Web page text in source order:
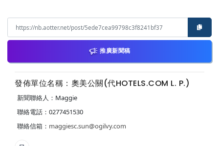
推廣新聞稿
發佈單位名稱：奧美公關(代HOTELS.COM L. P.)
新聞聯絡人：Maggie
聯絡電話：0277451530
聯絡信箱： maggiesc.sun@ogilvy.com